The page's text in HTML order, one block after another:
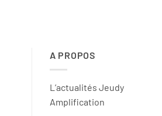
A PROPOS
L’actualités Jeudy
Amplification